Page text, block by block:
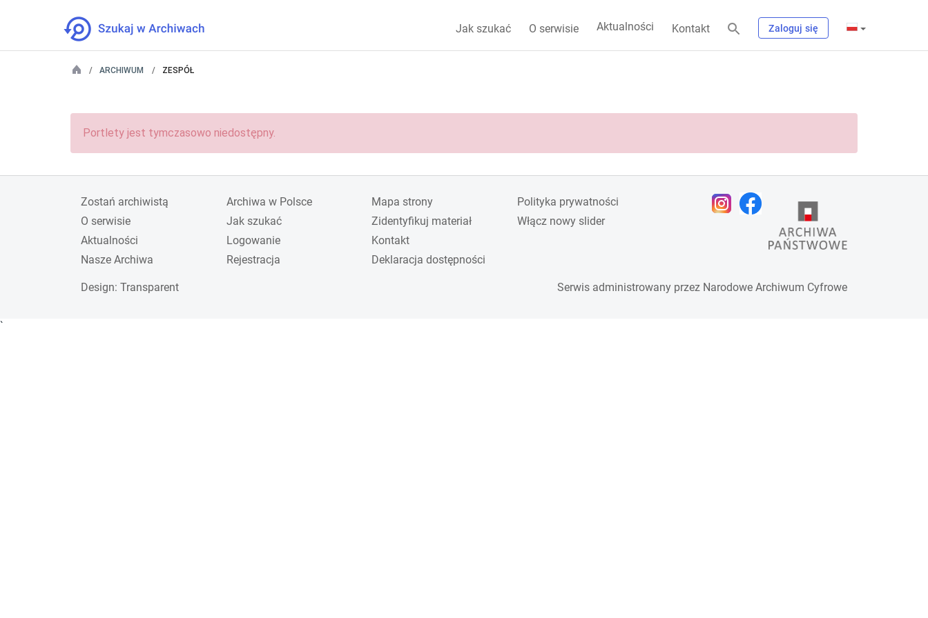
Jak szukać O serwisie Aktualności Kontakt Zaloguj się
ARCHIWUM ZESPÓŁ
Portlety jest tymczasowo niedostępny.
Zostań archiwistą
O serwisie
Aktualności
Nasze Archiwa
Archiwa w Polsce
Jak szukać
Logowanie
Rejestracja
Mapa strony
Zidentyfikuj materiał
Kontakt
Deklaracja dostępności
Polityka prywatności
Włącz nowy slider
Design: Transparent Serwis administrowany przez Narodowe Archiwum Cyfrowe
`